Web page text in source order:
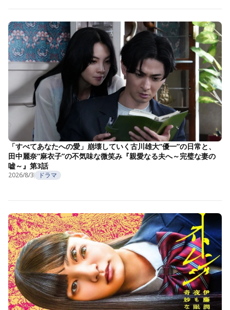
「すべてあなたへの愛」崩壊していく古川雄大“優一”の日常と、
田中麗奈“麻衣子”の不気味な微笑み『親愛なる夫へ～完璧な妻の
嘘～』第3話
2026/8/3 ドラマ